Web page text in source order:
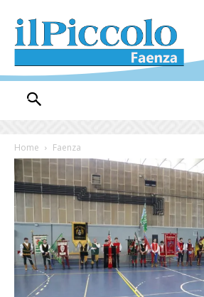
Home Faenza